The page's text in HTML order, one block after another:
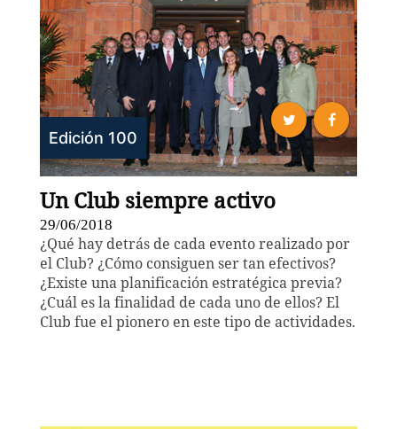
Edición 100
Un Club siempre activo
29/06/2018
¿Qué hay detrás de cada evento realizado por
el Club? ¿Cómo consiguen ser tan efectivos?
¿Existe una planificación estratégica previa?
¿Cuál es la finalidad de cada uno de ellos? El
Club fue el pionero en este tipo de actividades.